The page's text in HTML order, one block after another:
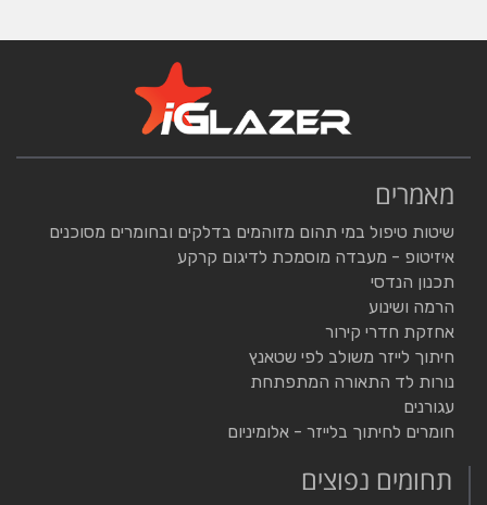
מאמרים
שיטות טיפול במי תהום מזוהמים בדלקים ובחומרים מסוכנים
איזיטופ - מעבדה מוסמכת לדיגום קרקע
תכנון הנדסי
הרמה ושינוע
אחזקת חדרי קירור
חיתוך לייזר משולב לפי שטאנץ
נורות לד התאורה המתפתחת
עגורנים
חומרים לחיתוך בלייזר - אלומיניום
תחומים נפוצים